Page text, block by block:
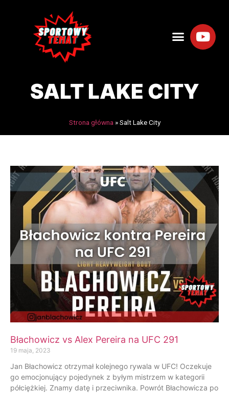
SALT LAKE CITY
Strona główna »Salt Lake City
Błachowicz vs Alex Pereira na UFC 291
19 maja, 2023
Jan Błachowicz otrzymał kolejnego rywala w UFC! Oczekuje
go emocjonujący pojedynek z byłym mistrzem w kategorii
półciężkiej. Znamy datę i przeciwnika. Powrót Błachowicza po